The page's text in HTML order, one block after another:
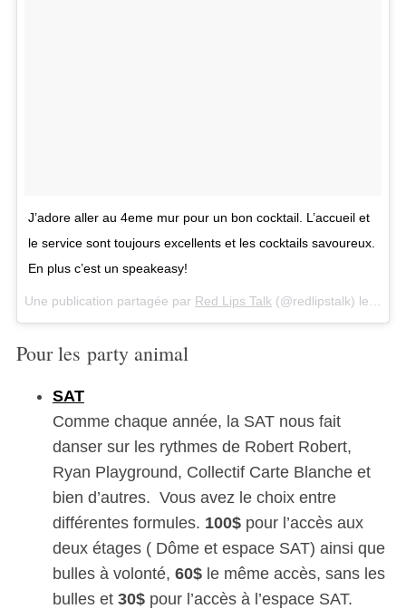
J’adore aller au 4eme mur pour un bon cocktail. L’accueil et
le service sont toujours excellents et les cocktails savoureux.
En plus c’est un speakeasy!
Une publication partagée par Red Lips Talk (@redlipstalk) le
Pour les party animal
SAT
Comme chaque année, la SAT nous fait
danser sur les rythmes de Robert Robert,
Ryan Playground, Collectif Carte Blanche et
bien d’autres. Vous avez le choix entre
différentes formules. 100$pour l’accès aux
deux étages ( Dôme et espace SAT) ainsi que
bulles à volonté, 60$le même accès, sans les
bulles et 30$pour l’accès à l’espace SAT.